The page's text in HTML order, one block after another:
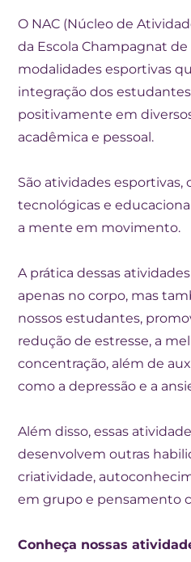
O NAC (Núcleo de
da Escola Champagnat
modalidades esportivas
integração dos
positivamente em
acadêmica e pessoal.
São atividades esportivas,
tecnológicas e
a mente em movimento.
A prática dessas
apenas no corpo, mas
nossos estudantes,
redução de estresse, a
concentração, além de
como a depressão e a
Além disso, essas
desenvolvem outras
criatividade,
em grupo e pensamento
Conheça nossas